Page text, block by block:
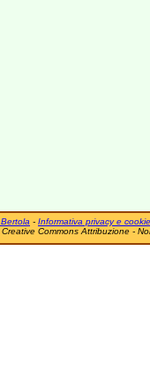
- Informativa privacy e cookie
Commons Attribuzione -